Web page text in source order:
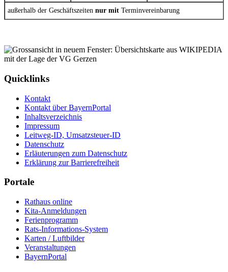
außerhalb der Geschäftszeiten nur mit Terminvereinbarung
Quicklinks
Kontakt
Kontakt über BayernPortal
Inhaltsverzeichnis
Impressum
Leitweg-ID, Umsatzsteuer-ID
Datenschutz
Erläuterungen zum Datenschutz
Erklärung zur Barrierefreiheit
Portale
Rathaus online
Kita-Anmeldungen
Ferienprogramm
Rats-Informations-System
Karten / Luftbilder
Veranstaltungen
BayernPortal